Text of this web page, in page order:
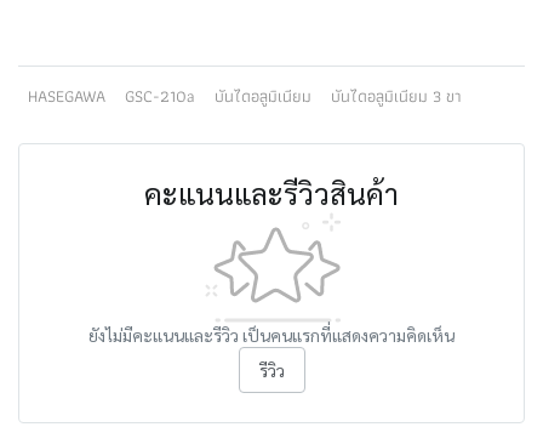
HASEGAWA GSC-210a บันไดอลูมิเนียม บันไดอลูมิเนียม 3 ขา
คะแนนและรีวิวสินค้า
ยังไม่มีคะแนนและรีวิว เป็นคนแรกที่แสดงความคิดเห็น
รีวิว